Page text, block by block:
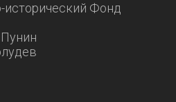
исторический Фонд